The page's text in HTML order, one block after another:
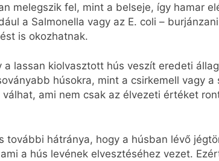
melegszik fel, mint a belseje, így hamar
a Salmonella vagy az E. coli –
is okozhatnak.
a lassan kiolvasztott hús veszít eredeti
húsokra, mint a csirkemell vagy
válhat, ami nem csak az élvezeti értéket
további hátránya, hogy a húsban lévő
a hús levének elvesztéséhez vezet.